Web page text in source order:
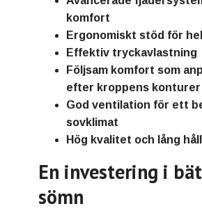
komfort
Ergonomiskt stöd för
Effektiv tryckavlastning
Följsam komfort som
efter kroppens konturer
God ventilation för ett
sovklimat
Hög kvalitet och lång
En investering i
sömn